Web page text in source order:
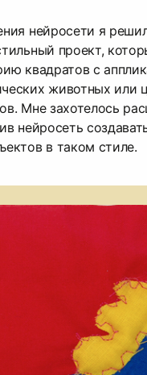
нейросети я
проект,
квадратов с
животных или
Мне захотелось
нейросеть
в таком стиле.